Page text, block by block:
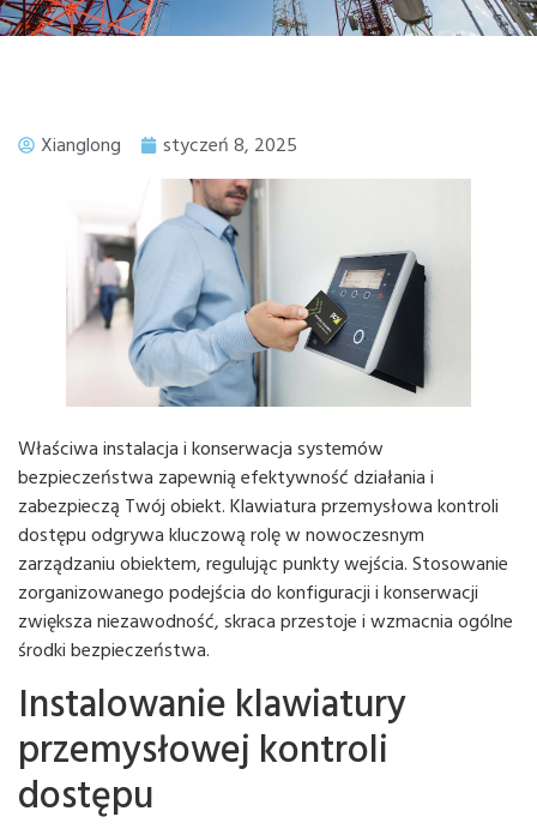
Xianglong styczeń 8, 2025
Właściwa instalacja i konserwacja systemów
bezpieczeństwa zapewnią efektywność działania i
zabezpieczą Twój obiekt. Klawiatura przemysłowa kontroli
dostępu odgrywa kluczową rolę w nowoczesnym
zarządzaniu obiektem, regulując punkty wejścia. Stosowanie
zorganizowanego podejścia do konfiguracji i konserwacji
zwiększa niezawodność, skraca przestoje i wzmacnia ogólne
środki bezpieczeństwa.
Instalowanie klawiatury
przemysłowej kontroli
dostępu